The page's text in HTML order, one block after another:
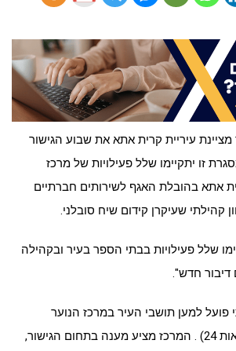
עיריית קרית אתא את שבוע הגישור
זו יתקיימו שלל פעילויות של מרכז
אתא בהובלת האגף לשירותים חברתיים
קהילתי שעיקרן קידום שיח סובלני.
שלל פעילויות בבתי הספר בעיר ובקהילה
חדש".
פועל למען תושבי העיר במרכז הנוער
והצעירים (מורדי הגטאות 24) . המרכז מציע מענה בתחום הגישור,